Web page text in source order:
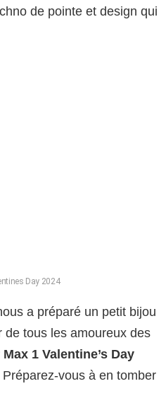
de pointe et design qui
Day 2024
a préparé un petit bijou
tous les amoureux des
1 Valentine’s Day
vous à en tomber